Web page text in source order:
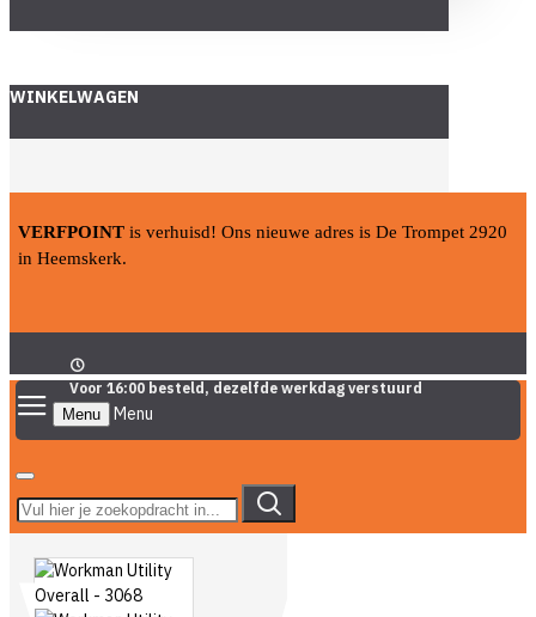
WINKELWAGEN
VERFPOINT is verhuisd! Ons nieuwe adres is De Trompet 2920
in Heemskerk.
Voor 16:00 besteld, dezelfde werkdag verstuurd
Menu